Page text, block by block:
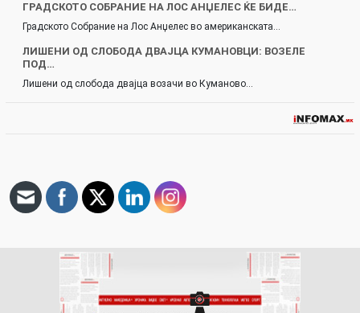
ГРАДСКОТО СОБРАНИЕ НА ЛОС АНЏЕЛЕС ЌЕ БИДЕ…
Градското Собрание на Лос Анџелес во американската…
ЛИШЕНИ ОД СЛОБОДА ДВАЈЦА КУМАНОВЦИ: ВОЗЕЛЕ
ПОД…
Лишени од слобода двајца возачи во Куманово…